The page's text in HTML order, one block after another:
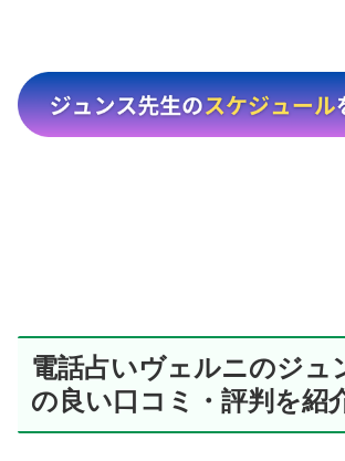
電話占いヴェルニのジュ
の良い口コミ・評判を紹